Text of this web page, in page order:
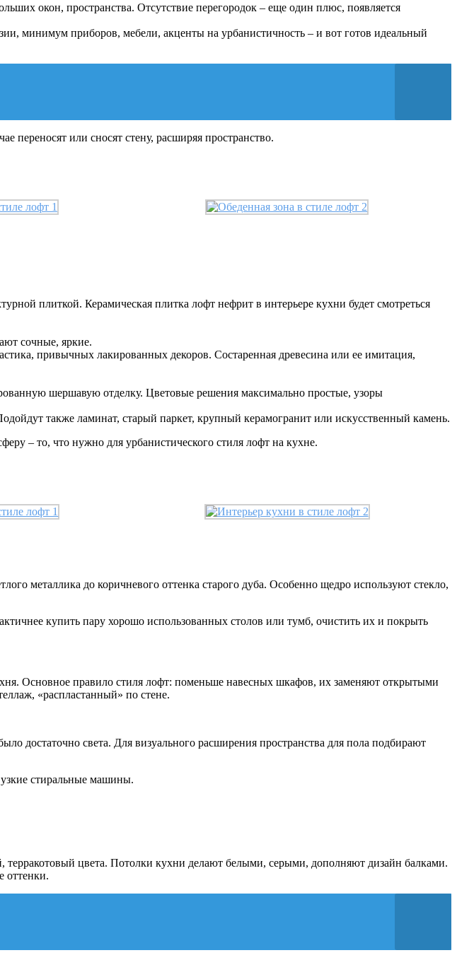
окон, пространства. Отсутствие перегородок – еще один плюс, появляется
минимум приборов, мебели, акценты на урбанистичность – и вот готов идеальный
или сносят стену, расширяя пространство.
плиткой. Керамическая плитка лофт нефрит в интерьере кухни будет смотреться
сочные, яркие.
привычных лакированных декоров. Состаренная древесина или ее имитация,
шершавую отделку. Цветовые решения максимально простые, узоры
также ламинат, старый паркет, крупный керамогранит или искусственный камень.
– то, что нужно для урбанистического стиля лофт на кухне.
металлика до коричневого оттенка старого дуба. Особенно щедро используют стекло,
купить пару хорошо использованных столов или тумб, очистить их и покрыть
Основное правило стиля лофт: поменьше навесных шкафов, их заменяют открытыми
«распластанный» по стене.
достаточно света. Для визуального расширения пространства для пола подбирают
стиральные машины.
цвета. Потолки кухни делают белыми, серыми, дополняют дизайн балками.
оттенки.